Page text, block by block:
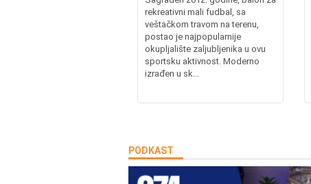
rekreativni mali fudbal, sa
veštačkom travom na terenu,
postao je najpopularnije
okupljalište zaljubljenika u ovu
sportsku aktivnost. Moderno
izrađen u sk...
PODKAST